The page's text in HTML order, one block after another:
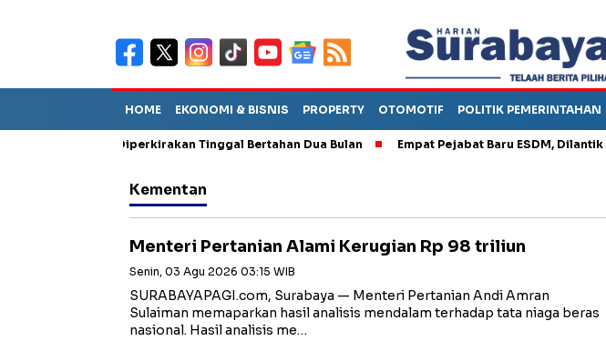
HOME EKONOMI & BISNIS PROPERTY OTOMOTIF POLITIK PEMERINTAHAN
Sebut TPA Diperkirakan Tinggal Bertahan Dua Bulan Empat Pejabat Baru ESDM, Dilantik Bahlil
Kementan
Menteri Pertanian Alami Kerugian Rp 98 triliun
Senin, 03 Agu 2026 03:15 WIB
SURABAYAPAGI.com, Surabaya — Menteri Pertanian Andi Amran
Sulaiman memaparkan hasil analisis mendalam terhadap tata niaga beras
nasional. Hasil analisis me…